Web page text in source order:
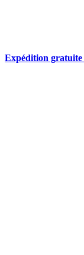
Expédition gratuite